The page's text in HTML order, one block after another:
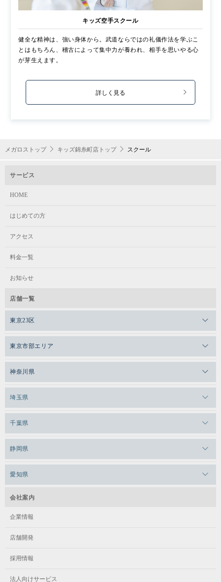
キッズ空手スクール
健全な精神は、強い身体から。武道ならではの礼儀作法を学ぶこ
とはもちろん、稽古によって集中力が養われ、相手を思いやる心
が芽生えます。
詳しく見る
メガロストップ キッズ錦糸町店トップ スクール
サービス
HOME
はじめての方
アクセス
料金一覧
お知らせ
店舗一覧
東京23区
メガロスルフレ恵比寿
メガロス日比谷シャンテ
メガロス白金台
メガロス田端
メガロスキッズ錦糸町
メガロス葛飾
東京市部エリア
メガロス三鷹
メガロスルフレ三鷹
メガロス武蔵小金井
メガロスルフレ武蔵小金井
神奈川県
メガロス上永谷
メガロスルフレ上永谷
メガロス神奈川
メガロス日吉
メガロス綱島
メガロスルフレ綱島
メガロス市ヶ尾
メガロス鷺沼
メガロスルフレ鷺沼
埼玉県
メガロスルフレ草加
千葉県
メガロス本八幡
静岡県
愛知県
メガロステラッセ納屋橋
メガロス千種
会社案内
企業情報
店舗開発
採用情報
法人向けサービス